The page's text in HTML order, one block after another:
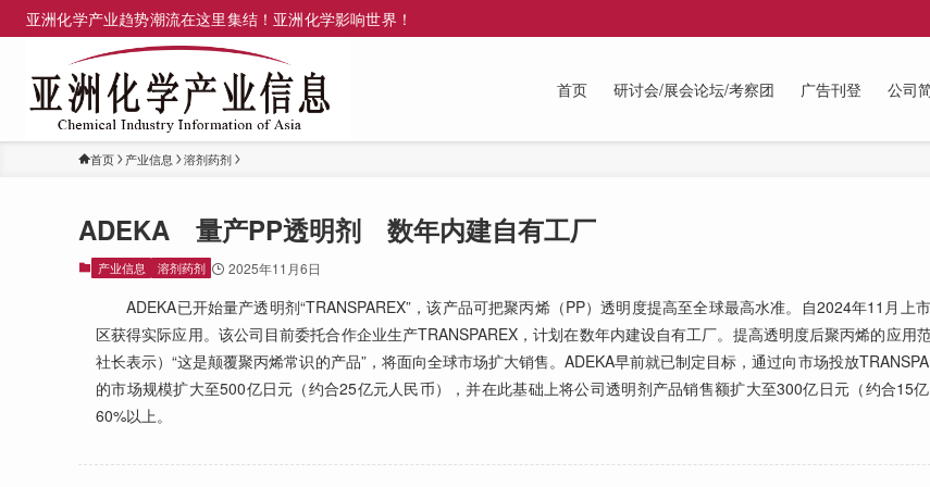
亚洲化学产业趋势潮流在这里集结！亚洲化学影响世界！
首页 研讨会/展会论坛/考察团 广告刊登 公司
首页 产业信息 溶剂药剂
ADEKA 量产PP透明剂 数年内建自有工厂
产业信息 溶剂药剂 2025年11月6日
ADEKA已开始量产透明剂“TRANSPAREX”，该产品可把聚丙烯（PP）透明度提高至全球最高水准。自2024年11月上
区获得实际应用。该公司目前委托合作企业生产TRANSPAREX，计划在数年内建设自有工厂。提高透明度后聚丙烯的应用
社长表示）“这是颠覆聚丙烯常识的产品”，将面向全球市场扩大销售。ADEKA早前就已制定目标，通过向市场投放
的市场规模扩大至500亿日元（约合25亿元人民币），并在此基础上将公司透明剂产品销售额扩大至300亿日元（约合15
60%以上。